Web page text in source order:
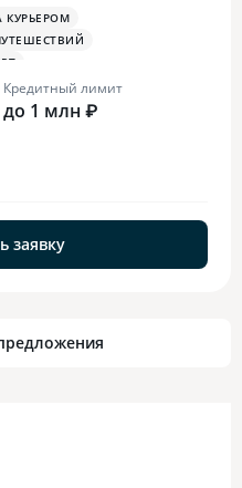
КУРЬЕРОМ
Кредитный лимит
до 1 млн ₽
заявку